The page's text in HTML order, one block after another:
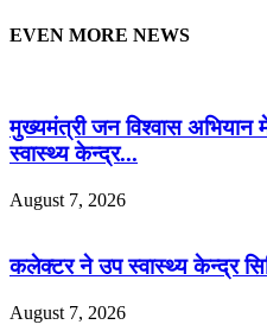
EVEN MORE NEWS
मुख्यमंत्री जन विश्वास
स्वास्थ्य केन्द्र...
August 7, 2026
कलेक्टर ने उप स्वास्थ्य केन्द्र
August 7, 2026